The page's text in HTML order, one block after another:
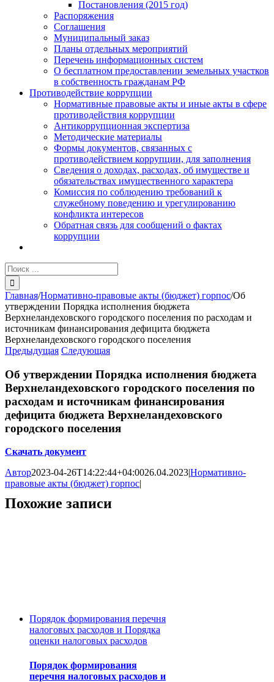
Постановления (2015 год)
Распоряжения
Соглашения
Муниципальный заказ
Планы отдельных мероприятий
Перечень информационных систем
О бесплатном предоставлении земельных участков
в собственность гражданам РФ
Противодействие коррупции
Нормативные правовые акты и иные акты в сфере
противодействия коррупции
Антикоррупционная экспертиза
Методические материалы
Формы документов, связанных с
противодействием коррупции, для заполнения
Сведения о доходах, расходах, об имуществе и
обязательствах имущественного характера
Комиссия по соблюдению требований к
служебному поведению и урегулированию
конфликта интересов
Обратная связь для сообщений о фактах
коррупции
Результат
поиска:
Главная/Нормативно-правовые акты (бюджет) горпос/Об
утверждении Порядка исполнения бюджета
Верхнеландеховского городского поселения по расходам и
источникам финансирования дефицита бюджета
Верхнеландеховского городского поселения
Предыдущая Следующая
Об утверждении Порядка исполнения бюджета
Верхнеландеховского городского поселения по
расходам и источникам финансирования
дефицита бюджета Верхнеландеховского
городского поселения
Скачать документ
Автор2023-04-26T14:22:44+04:0026.04.2023|Нормативно-
правовые акты (бюджет) горпос|
Похожие записи
Порядок формирования перечня
налоговых расходов и Порядка
оценки налоговых расходов
Порядок формирования
перечня налоговых расходов и